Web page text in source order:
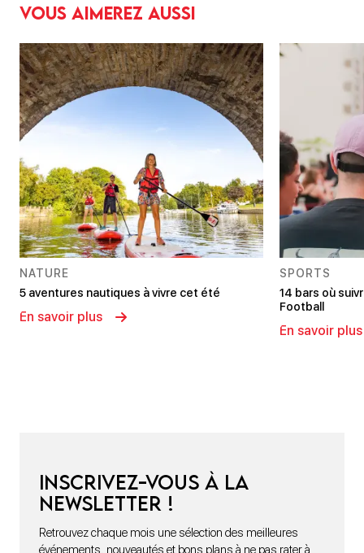
Vous aimerez aussi
NATURE
5 aventures nautiques à vivre cet été
En savoir plus
SPORTS
14 bars où
Football
En savoir plus
Inscrivez-vous à la
newsletter !
Retrouvez chaque mois une sélection des meilleures
événements, nouveautés et bons plans à ne pas rater à